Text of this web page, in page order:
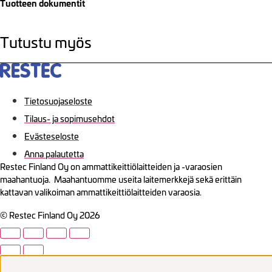
Tuotteen dokumentit
Tutustu myös
Tietosuojaseloste
Tilaus- ja sopimusehdot
Evästeseloste
Anna palautetta
Restec Finland Oy on ammattikeittiölaitteiden ja -varaosien
maahantuoja. Maahantuomme useita laitemerkkejä sekä erittäin
kattavan valikoiman ammattikeittiölaitteiden varaosia.
© Restec Finland Oy 2026